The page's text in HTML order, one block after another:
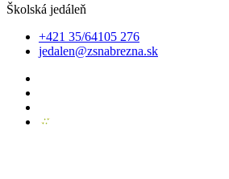
Školská jedáleň
+421 35/64105 276
jedalen@zsnabrezna.sk